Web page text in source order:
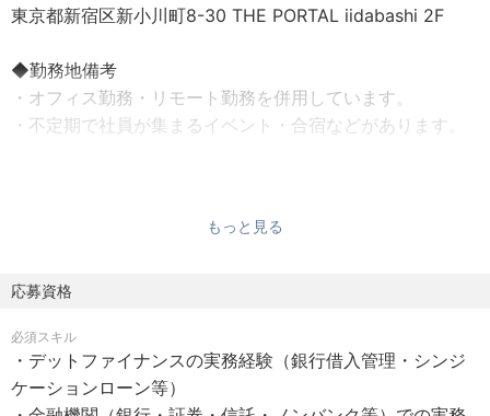
▼ライフスタイルに合わせて自然の中での暮らし方を選択
①ゲスト宿泊
自然の中の暮らしを1泊から体験できるゲスト宿泊
福利厚生として導入し、社員のウェルビーイング向上を目
④共同オーナー型セカンドホームサービス｜個人・法人向
け
東京都新宿区新小川町8-30 THE PORTAL iidabashi 2F
◆勤務地備考
・オフィス勤務・リモート勤務を併用しています。
・不定期で社員が集まるイベント・合宿などがあります。
・ 土曜日・日曜日・国民の祝日
・ 年末年始休暇
・ 年次有給休暇（入社後に付与）
もっと見る
応募資格
必須スキル
・デットファイナンスの実務経験（銀行借入管理・シンジ
ケーションローン等）